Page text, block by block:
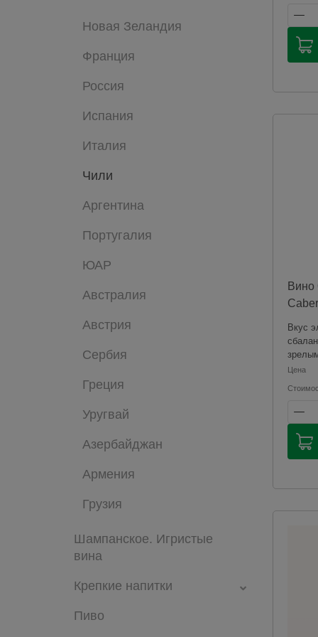
Новая Зеландия
Франция
Россия
Испания
Италия
Чили
Аргентина
Португалия
ЮАР
Австралия
Австрия
Сербия
Греция
Уругвай
Азербайджан
Армения
Грузия
Шампанское. Игристые
вина
Крепкие напитки
Пиво
будут
для
при
Вино
0.75
Вкус
для
при
Цена